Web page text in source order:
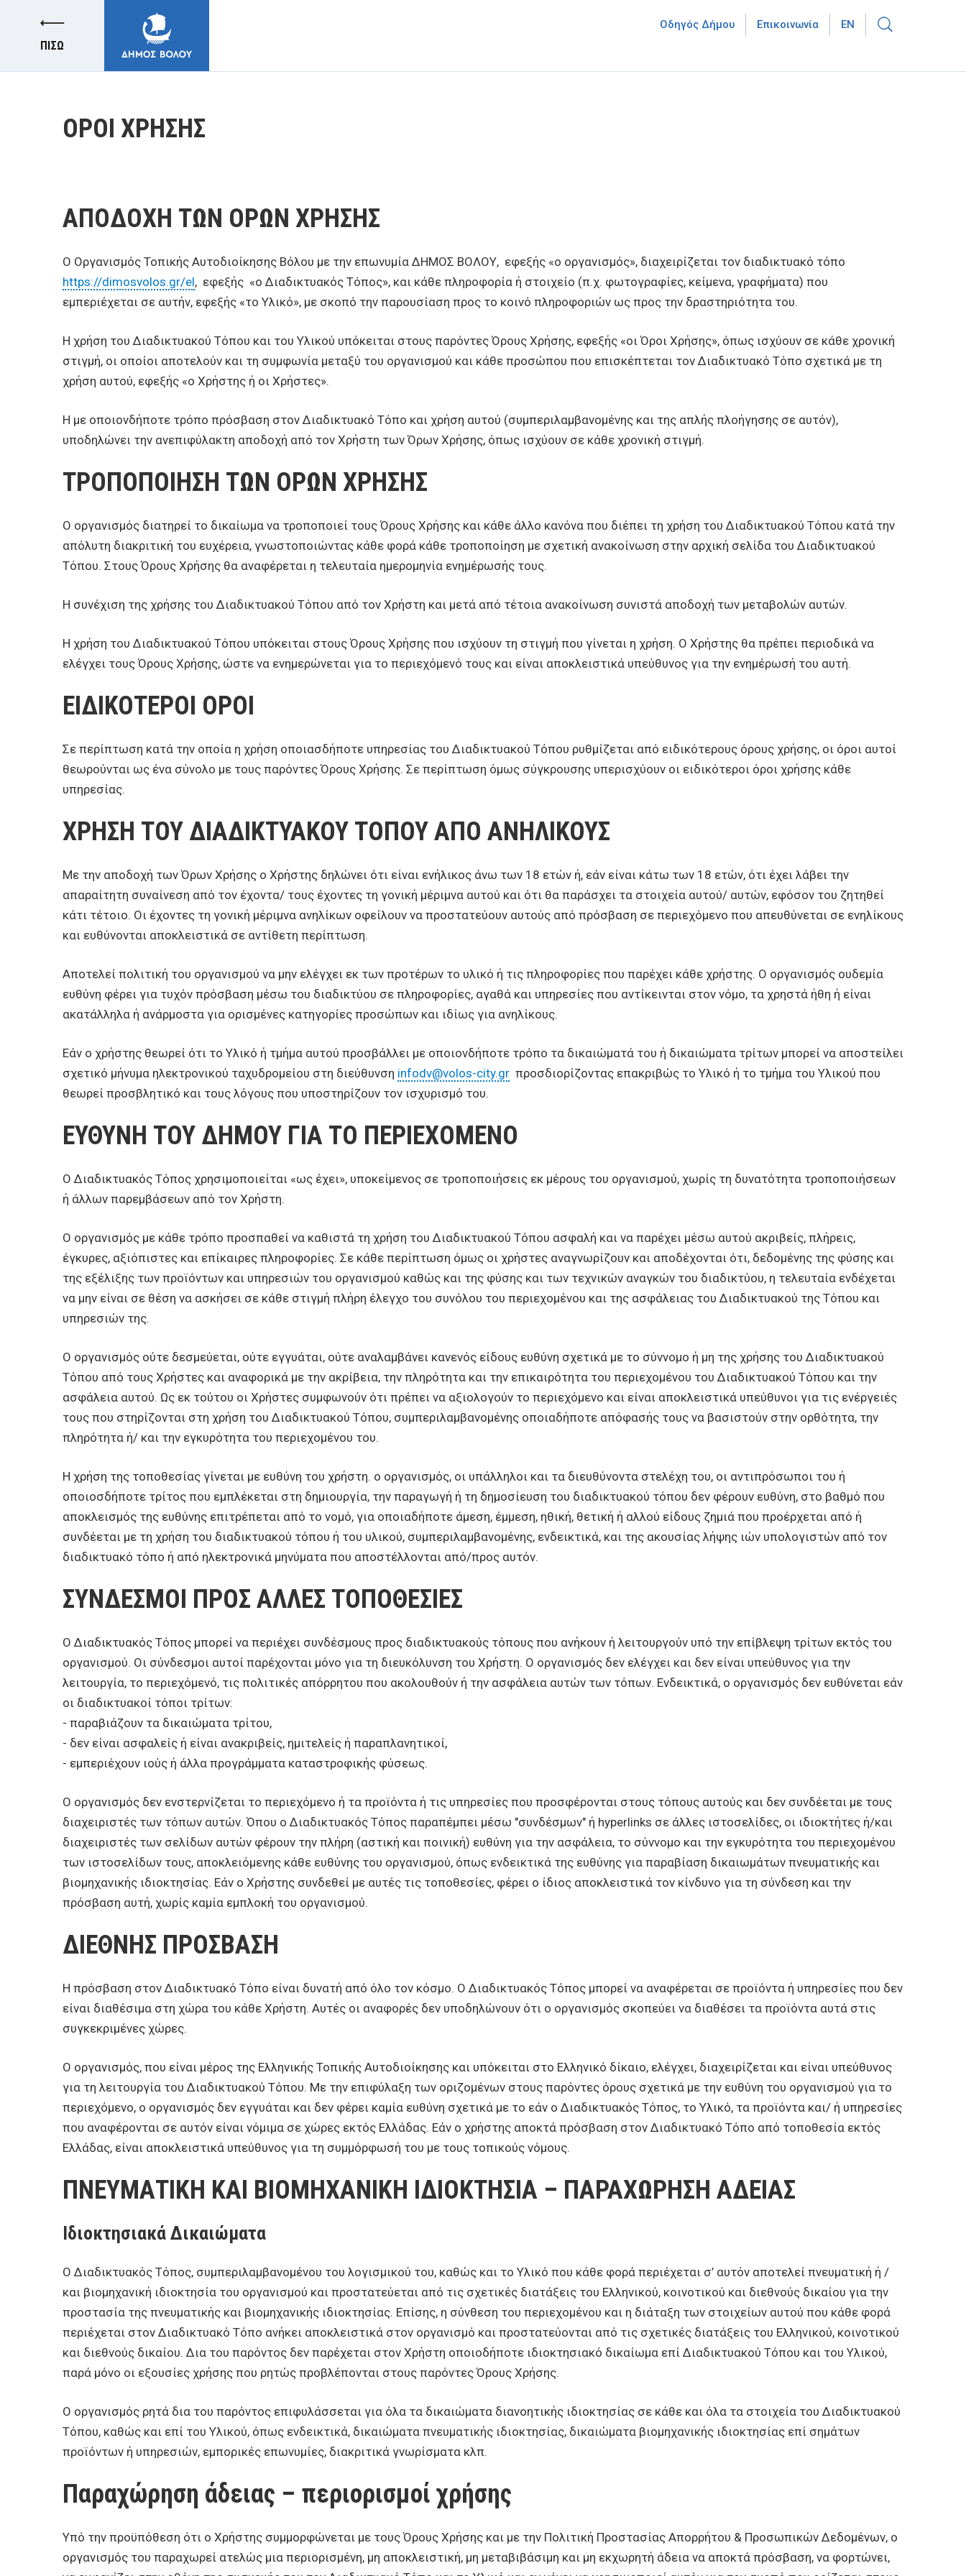
ΠΙΣΩ
E-ΥΠΗΡΕΣΙΕΣ
Οδηγός Δήμου Επικοινωνία EN
ΟΡΟΙ ΧΡΗΣΗΣ
ΑΠΟΔΟΧΗ ΤΩΝ OΡΩΝ ΧΡΗΣΗΣ
O Οργανισμός Τοπικής Αυτοδιοίκησης Βόλου με την επωνυμία ΔΗΜΟΣ ΒΟΛΟΥ, εφεξής «ο οργανισμός», διαχειρίζεται τον διαδικτυακό τόπο
https://dimosvolos.gr/el, εφεξής «o Διαδικτυακός Τόπος», και κάθε πληροφορία ή στοιχείο (π.χ. φωτογραφίες, κείμενα, γραφήματα) που
εμπεριέχεται σε αυτήν, εφεξής «το Υλικό», με σκοπό την παρουσίαση προς το κοινό πληροφοριών ως προς την δραστηριότητα του.
Η χρήση του Διαδικτυακού Τόπου και του Υλικού υπόκειται στους παρόντες Όρους Χρήσης, εφεξής «οι Όροι Χρήσης», όπως ισχύουν σε κάθε χρονική
στιγμή, οι οποίοι αποτελούν και τη συμφωνία μεταξύ του οργανισμού και κάθε προσώπου που επισκέπτεται τον Διαδικτυακό Τόπο σχετικά με τη
χρήση αυτού, εφεξής «ο Χρήστης ή οι Χρήστες».
Η με οποιονδήποτε τρόπο πρόσβαση στον Διαδικτυακό Τόπο και χρήση αυτού (συμπεριλαμβανομένης και της απλής πλοήγησης σε αυτόν),
υποδηλώνει την ανεπιφύλακτη αποδοχή από τον Χρήστη των Όρων Χρήσης, όπως ισχύουν σε κάθε χρονική στιγμή.
ΤΡΟΠΟΠΟΙΗΣΗ ΤΩΝ OΡΩΝ ΧΡΗΣΗΣ
Ο οργανισμός διατηρεί το δικαίωμα να τροποποιεί τους Όρους Χρήσης και κάθε άλλο κανόνα που διέπει τη χρήση του Διαδικτυακού Τόπου κατά την
απόλυτη διακριτική του ευχέρεια, γνωστοποιώντας κάθε φορά κάθε τροποποίηση με σχετική ανακοίνωση στην αρχική σελίδα του Διαδικτυακού
Τόπου. Στους Όρους Χρήσης θα αναφέρεται η τελευταία ημερομηνία ενημέρωσής τους.
Η συνέχιση της χρήσης του Διαδικτυακού Τόπου από τον Χρήστη και μετά από τέτοια ανακοίνωση συνιστά αποδοχή των μεταβολών αυτών.
Η χρήση του Διαδικτυακού Τόπου υπόκειται στους Όρους Χρήσης που ισχύουν τη στιγμή που γίνεται η χρήση. Ο Χρήστης θα πρέπει περιοδικά να
ελέγχει τους Όρους Χρήσης, ώστε να ενημερώνεται για το περιεχόμενό τους και είναι αποκλειστικά υπεύθυνος για την ενημέρωσή του αυτή.
ΕΙΔΙΚΟΤΕΡΟΙ OΡΟΙ
Σε περίπτωση κατά την οποία η χρήση οποιασδήποτε υπηρεσίας του Διαδικτυακού Τόπου ρυθμίζεται από ειδικότερους όρους χρήσης, οι όροι αυτοί
θεωρούνται ως ένα σύνολο με τους παρόντες Όρους Χρήσης. Σε περίπτωση όμως σύγκρουσης υπερισχύουν οι ειδικότεροι όροι χρήσης κάθε
υπηρεσίας.
ΧΡΗΣΗ ΤΟΥ ΔΙΑΔΙΚΤΥΑΚΟΥ ΤΟΠΟΥ ΑΠΟ ΑΝΗΛΙΚΟΥΣ
Με την αποδοχή των Όρων Χρήσης ο Χρήστης δηλώνει ότι είναι ενήλικος άνω των 18 ετών ή, εάν είναι κάτω των 18 ετών, ότι έχει λάβει την
απαραίτητη συναίνεση από τον έχοντα/ τους έχοντες τη γονική μέριμνα αυτού και ότι θα παράσχει τα στοιχεία αυτού/ αυτών, εφόσον του ζητηθεί
κάτι τέτοιο. Οι έχοντες τη γονική μέριμνα ανηλίκων οφείλουν να προστατεύουν αυτούς από πρόσβαση σε περιεχόμενο που απευθύνεται σε ενηλίκους
και ευθύνονται αποκλειστικά σε αντίθετη περίπτωση.
Αποτελεί πολιτική του οργανισμού να μην ελέγχει εκ των προτέρων το υλικό ή τις πληροφορίες που παρέχει κάθε χρήστης. Ο οργανισμός ουδεμία
ευθύνη φέρει για τυχόν πρόσβαση μέσω του διαδικτύου σε πληροφορίες, αγαθά και υπηρεσίες που αντίκεινται στον νόμο, τα χρηστά ήθη ή είναι
ακατάλληλα ή ανάρμοστα για ορισμένες κατηγορίες προσώπων και ιδίως για ανηλίκους.
Εάν ο χρήστης θεωρεί ότι το Υλικό ή τμήμα αυτού προσβάλλει με οποιονδήποτε τρόπο τα δικαιώματά του ή δικαιώματα τρίτων μπορεί να αποστείλει
σχετικό μήνυμα ηλεκτρονικού ταχυδρομείου στη διεύθυνση infodv@volos-city.gr προσδιορίζοντας επακριβώς το Υλικό ή το τμήμα του Υλικού που
θεωρεί προσβλητικό και τους λόγους που υποστηρίζουν τον ισχυρισμό του.
ΕΥΘΥΝΗ ΤΟΥ ΔΗΜΟΥ ΓΙΑ ΤΟ ΠΕΡΙΕΧΟΜΕΝΟ
Ο Διαδικτυακός Τόπος χρησιμοποιείται «ως έχει», υποκείμενος σε τροποποιήσεις εκ μέρους του οργανισμού, χωρίς τη δυνατότητα τροποποιήσεων
ή άλλων παρεμβάσεων από τον Χρήστη.
Ο οργανισμός με κάθε τρόπο προσπαθεί να καθιστά τη χρήση του Διαδικτυακού Τόπου ασφαλή και να παρέχει μέσω αυτού ακριβείς, πλήρεις,
έγκυρες, αξιόπιστες και επίκαιρες πληροφορίες. Σε κάθε περίπτωση όμως οι χρήστες αναγνωρίζουν και αποδέχονται ότι, δεδομένης της φύσης και
της εξέλιξης των προϊόντων και υπηρεσιών του οργανισμού καθώς και της φύσης και των τεχνικών αναγκών του διαδικτύου, η τελευταία ενδέχεται
να μην είναι σε θέση να ασκήσει σε κάθε στιγμή πλήρη έλεγχο του συνόλου του περιεχομένου και της ασφάλειας του Διαδικτυακού της Τόπου και
υπηρεσιών της.
Ο οργανισμός ούτε δεσμεύεται, ούτε εγγυάται, ούτε αναλαμβάνει κανενός είδους ευθύνη σχετικά με το σύννομο ή μη της χρήσης του Διαδικτυακού
Τόπου από τους Χρήστες και αναφορικά με την ακρίβεια, την πληρότητα και την επικαιρότητα του περιεχομένου του Διαδικτυακού Τόπου και την
ασφάλεια αυτού. Ως εκ τούτου οι Χρήστες συμφωνούν ότι πρέπει να αξιολογούν το περιεχόμενο και είναι αποκλειστικά υπεύθυνοι για τις ενέργειές
τους που στηρίζονται στη χρήση του Διαδικτυακού Τόπου, συμπεριλαμβανομένης οποιαδήποτε απόφασής τους να βασιστούν στην ορθότητα, την
πληρότητα ή/ και την εγκυρότητα του περιεχομένου του.
H χρήση της τοποθεσίας γίνεται με ευθύνη του χρήστη. ο οργανισμός, οι υπάλληλοι και τα διευθύνοντα στελέχη του, οι αντιπρόσωποι του ή
οποιοσδήποτε τρίτος που εμπλέκεται στη δημιουργία, την παραγωγή ή τη δημοσίευση του διαδικτυακού τόπου δεν φέρουν ευθύνη, στο βαθμό που
αποκλεισμός της ευθύνης επιτρέπεται από το νομό, για οποιαδήποτε άμεση, έμμεση, ηθική, θετική ή αλλού είδους ζημιά που προέρχεται από ή
συνδέεται με τη χρήση του διαδικτυακού τόπου ή του υλικού, συμπεριλαμβανομένης, ενδεικτικά, και της ακουσίας λήψης ιών υπολογιστών από τον
διαδικτυακό τόπο ή από ηλεκτρονικά μηνύματα που αποστέλλονται από/προς αυτόν.
ΣΥΝΔΕΣΜΟΙ ΠΡΟΣ ΑΛΛΕΣ ΤΟΠΟΘΕΣΙΕΣ
Ο Διαδικτυακός Τόπος μπορεί να περιέχει συνδέσμους προς διαδικτυακούς τόπους που ανήκουν ή λειτουργούν υπό την επίβλεψη τρίτων εκτός του
οργανισμού. Οι σύνδεσμοι αυτοί παρέχονται μόνο για τη διευκόλυνση του Χρήστη. Ο οργανισμός δεν ελέγχει και δεν είναι υπεύθυνος για την
λειτουργία, το περιεχόμενό, τις πολιτικές απόρρητου που ακολουθούν ή την ασφάλεια αυτών των τόπων. Ενδεικτικά, ο οργανισμός δεν ευθύνεται εάν
οι διαδικτυακοί τόποι τρίτων:
- παραβιάζουν τα δικαιώματα τρίτου,
- δεν είναι ασφαλείς ή είναι ανακριβείς, ημιτελείς ή παραπλανητικοί,
- εμπεριέχουν ιούς ή άλλα προγράμματα καταστροφικής φύσεως.
Ο οργανισμός δεν ενστερνίζεται το περιεχόμενο ή τα προϊόντα ή τις υπηρεσίες που προσφέρονται στους τόπους αυτούς και δεν συνδέεται με τους
διαχειριστές των τόπων αυτών. Όπου ο Διαδικτυακός Τόπος παραπέμπει μέσω "συνδέσμων" ή hyperlinks σε άλλες ιστοσελίδες, οι ιδιοκτήτες ή/και
διαχειριστές των σελίδων αυτών φέρουν την πλήρη (αστική και ποινική) ευθύνη για την ασφάλεια, το σύννομο και την εγκυρότητα του περιεχομένου
των ιστοσελίδων τους, αποκλειόμενης κάθε ευθύνης του οργανισμού, όπως ενδεικτικά της ευθύνης για παραβίαση δικαιωμάτων πνευματικής και
βιομηχανικής ιδιοκτησίας. Εάν ο Χρήστης συνδεθεί με αυτές τις τοποθεσίες, φέρει ο ίδιος αποκλειστικά τον κίνδυνο για τη σύνδεση και την
πρόσβαση αυτή, χωρίς καμία εμπλοκή του οργανισμού.
ΔΙΕΘΝΗΣ ΠΡΟΣΒΑΣΗ
Η πρόσβαση στον Διαδικτυακό Τόπο είναι δυνατή από όλο τον κόσμο. Ο Διαδικτυακός Τόπος μπορεί να αναφέρεται σε προϊόντα ή υπηρεσίες που δεν
είναι διαθέσιμα στη χώρα του κάθε Χρήστη. Αυτές οι αναφορές δεν υποδηλώνουν ότι ο οργανισμός σκοπεύει να διαθέσει τα προϊόντα αυτά στις
συγκεκριμένες χώρες.
Ο οργανισμός, που είναι μέρος της Ελληνικής Τοπικής Αυτοδιοίκησης και υπόκειται στο Ελληνικό δίκαιο, ελέγχει, διαχειρίζεται και είναι υπεύθυνος
για τη λειτουργία του Διαδικτυακού Τόπου. Με την επιφύλαξη των οριζομένων στους παρόντες όρους σχετικά με την ευθύνη του οργανισμού για το
περιεχόμενο, ο οργανισμός δεν εγγυάται και δεν φέρει καμία ευθύνη σχετικά με το εάν ο Διαδικτυακός Τόπος, το Υλικό, τα προϊόντα και/ ή υπηρεσίες
που αναφέρονται σε αυτόν είναι νόμιμα σε χώρες εκτός Ελλάδας. Εάν ο χρήστης αποκτά πρόσβαση στον Διαδικτυακό Τόπο από τοποθεσία εκτός
Ελλάδας, είναι αποκλειστικά υπεύθυνος για τη συμμόρφωσή του με τους τοπικούς νόμους.
ΠΝΕΥΜΑΤΙΚΗ ΚΑΙ ΒΙΟΜΗΧΑΝΙΚΗ ΙΔΙΟΚΤΗΣΙΑ – ΠΑΡΑΧΩΡΗΣΗ ΑΔΕΙΑΣ
Ιδιοκτησιακά Δικαιώματα
O Διαδικτυακός Τόπος, συμπεριλαμβανομένου του λογισμικού του, καθώς και το Υλικό που κάθε φορά περιέχεται σ’ αυτόν αποτελεί πνευματική ή /
και βιομηχανική ιδιοκτησία του οργανισμού και προστατεύεται από τις σχετικές διατάξεις του Ελληνικού, κοινοτικού και διεθνούς δικαίου για την
προστασία της πνευματικής και βιομηχανικής ιδιοκτησίας. Επίσης, η σύνθεση του περιεχομένου και η διάταξη των στοιχείων αυτού που κάθε φορά
περιέχεται στον Διαδικτυακό Τόπο ανήκει αποκλειστικά στον οργανισμό και προστατεύονται από τις σχετικές διατάξεις του Ελληνικού, κοινοτικού
και διεθνούς δικαίου. Δια του παρόντος δεν παρέχεται στον Χρήστη οποιοδήποτε ιδιοκτησιακό δικαίωμα επί Διαδικτυακού Τόπου και του Υλικού,
παρά μόνο οι εξουσίες χρήσης που ρητώς προβλέπονται στους παρόντες Όρους Χρήσης.
Ο οργανισμός ρητά δια του παρόντος επιφυλάσσεται για όλα τα δικαιώματα διανοητικής ιδιοκτησίας σε κάθε και όλα τα στοιχεία του Διαδικτυακού
Τόπου, καθώς και επί του Υλικού, όπως ενδεικτικά, δικαιώματα πνευματικής ιδιοκτησίας, δικαιώματα βιομηχανικής ιδιοκτησίας επί σημάτων
προϊόντων ή υπηρεσιών, εμπορικές επωνυμίες, διακριτικά γνωρίσματα κλπ.
Παραχώρηση άδειας – περιορισμοί χρήσης
Υπό την προϋπόθεση ότι ο Χρήστης συμμορφώνεται με τους Όρους Χρήσης και με την Πολιτική Προστασίας Απορρήτου & Προσωπικών Δεδομένων, ο
οργανισμός του παραχωρεί ατελώς μια περιορισμένη, μη αποκλειστική, μη μεταβιβάσιμη και μη εκχωρητή άδεια να αποκτά πρόσβαση, να φορτώνει,